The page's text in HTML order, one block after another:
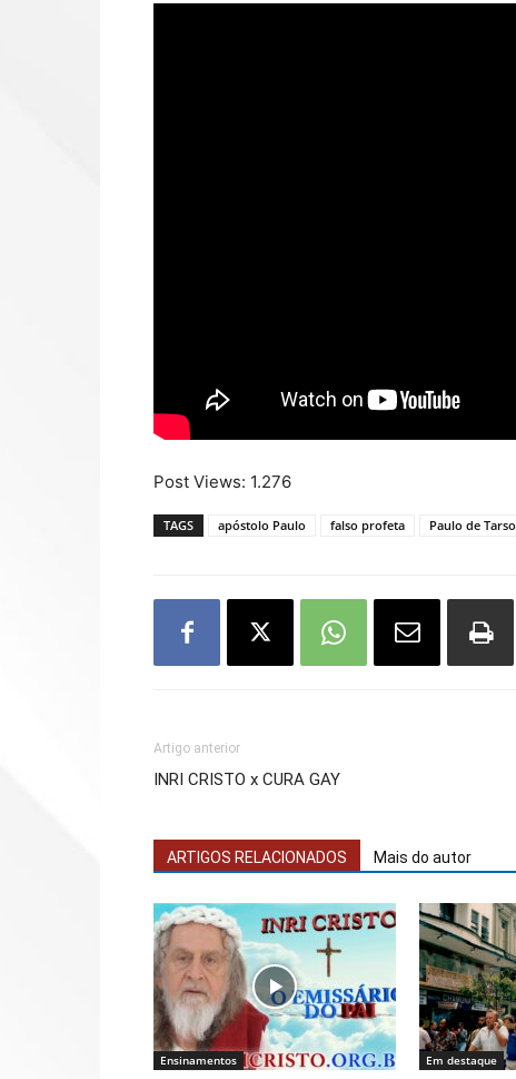
Post Views: 1.276
TAGS apóstolo Paulo falso profeta Paulo de Tarso
Artigo anterior
INRI CRISTO x CURA GAY
ARTIGOS RELACIONADOS Mais do autor
Ensinamentos Em destaque